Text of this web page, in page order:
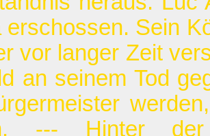
erschossen. Sein
vor langer Zeit
an seinem Tod
--- Hinter